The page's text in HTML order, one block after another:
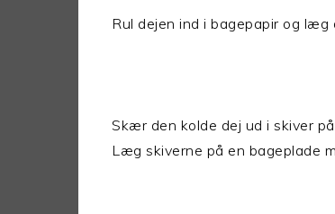
Rul dejen ind i bagepapir og læg
Skær den kolde dej ud i skiver
Læg skiverne på en bageplade